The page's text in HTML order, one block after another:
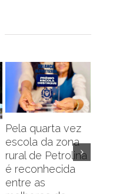
Pela quarta vez
escola da zona
rural de Petrolina
é reconhecida
entre as